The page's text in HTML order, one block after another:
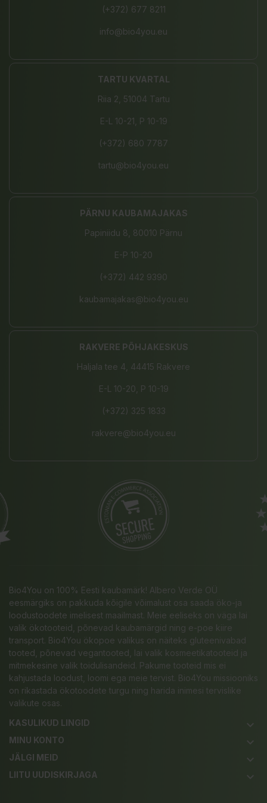
(+372) 677 8211
info@bio4you.eu
TARTU KVARTAL
Riia 2, 51004 Tartu
E-L 10-21, P 10-19
(+372) 680 7787
tartu@bio4you.eu
PÄRNU KAUBAMAJAKAS
Papiniidu 8, 80010 Pärnu
E-P 10-20
(+372) 442 9390
kaubamajakas@bio4you.eu
RAKVERE PÕHJAKESKUS
Haljala tee 4, 44415 Rakvere
E-L 10-20, P 10-19
(+372) 325 1833
rakvere@bio4you.eu
Bio4You on 100% Eesti kaubamärk! Albero Verde OÜ
eesmärgiks on pakkuda kõigile võimalust osa saada öko-ja
loodustoodete imelisest maailmast. Meie eeliseks on väga lai
valik ökotooteid, põnevad kaubamärgid ning e-poe kiire
transport. Bio4You ökopoe valikus on näiteks gluteenivabad
tooted, põnevad vegantooted, lai valik kosmeetikatooteid ja
mitmekesine valik toidulisandeid. Pakume tooteid mis ei
kahjustada loodust, loomi ega meie tervist. Bio4You missiooniks
on rikastada ökotoodete turgu ning harida inimesi tervislike
valikute osas.
KASULIKUD LINGID
keyboard_arrow_down
MINU KONTO keyboard_arrow_down
JÄLGI MEID keyboard_arrow_down
LIITU UUDISKIRJAGA keyboard_arrow_down